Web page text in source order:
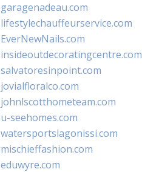
garagenadeau.com
lifestylechauffeurservice.com
EverNewNails.com
insideoutdecoratingcentre.com
salvatoresinpoint.com
jovialfloralco.com
johnlscotthometeam.com
u-seehomes.com
watersportslagonissi.com
mischieffashion.com
eduwyre.com